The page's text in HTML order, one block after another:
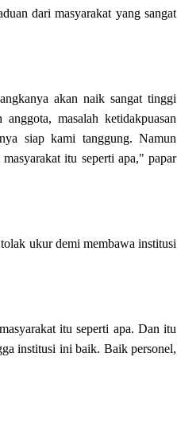
dari masyarakat yang sangat
akan naik sangat tinggi
masalah ketidakpuasan
siap kami tanggung. Namun
itu seperti apa," papar
ukur demi membawa institusi
itu seperti apa. Dan itu
institusi ini baik. Baik personel,